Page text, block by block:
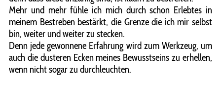
Mehr und mehr fühle ich mich durch schon Erlebtes in
meinem Bestreben bestärkt, die Grenze die ich mir selbst
bin, weiter und weiter zu stecken.
Denn jede gewonnene Erfahrung wird zum Werkzeug, um
auch die dusteren Ecken meines Bewusstseins zu erhellen,
wenn nicht sogar zu durchleuchten.